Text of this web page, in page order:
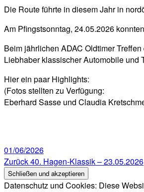
Die Route führte in diesem Jahr in
Am Pfingstsonntag, 24.05.2026
Beim jährlichen ADAC Oldtimer
Liebhaber klassischer Automobile und
Hier ein paar Highlights:
(Fotos stellten zu Verfügung:
Eberhard Sasse und Claudia
Veröffentlicht
am
01/06/2026
Beitragsnavigation
ZurückVorheriger
Beitrag:
40. Hagen-Klassik – 23.05.2026
Datenschutz und Cookies: Diese